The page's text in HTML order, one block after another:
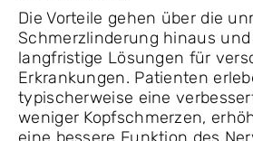
Die Vorteile gehen über die
Schmerzlinderung hinaus
langfristige Lösungen für
Erkrankungen. Patienten
typischerweise eine
weniger Kopfschmerzen,